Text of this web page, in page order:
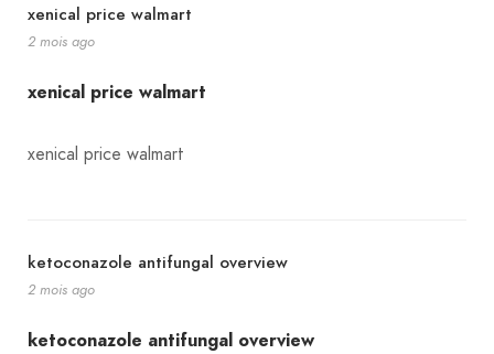
xenical price walmart
2 mois ago
xenical price walmart
xenical price walmart
ketoconazole antifungal overview
2 mois ago
ketoconazole antifungal overview